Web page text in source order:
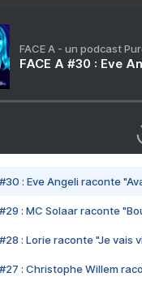
FACE A - un podcast
FACE A #30 : Eve
#30 : Eve Angeli raconte
#29 : MC Solaar raconte
#28 : Lorie raconte "Je vais
#27 : Christophe Willem